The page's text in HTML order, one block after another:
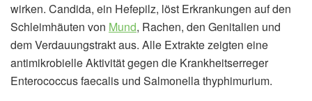
wirken. Candida, ein Hefepilz, löst Erkrankungen auf den
Schleimhäuten von Mund, Rachen, den Genitalien und
dem Verdauungstrakt aus. Alle Extrakte zeigten eine
antimikrobielle Aktivität gegen die Krankheitserreger
Enterococcus faecalis und Salmonella thyphimurium.